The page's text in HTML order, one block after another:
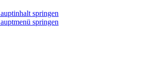
springen
springen